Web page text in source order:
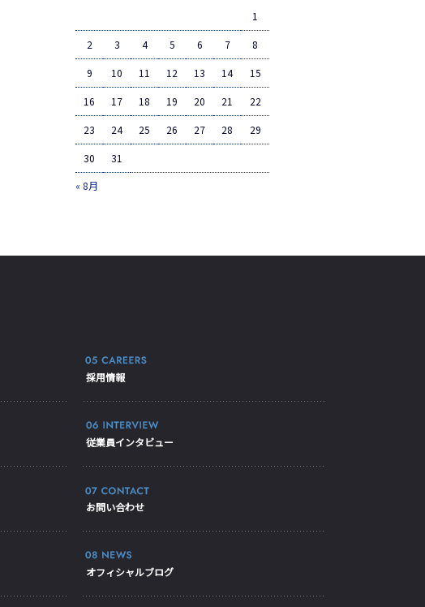
« 8月
1
2 3 4 5 6 7 8
9 10 11 12 13 14 15
16 17 18 19 20 21 22
23 24 25 26 27 28 29
30 31
採用情報
従業員インタビュー
お問い合わせ
オフィシャルブログ